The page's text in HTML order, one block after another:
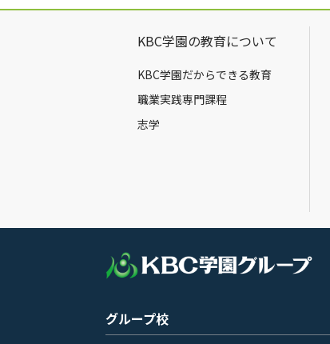
KBC学園の教育について
KBC学園だからできる教育
職業実践専門課程
志学
グループ校